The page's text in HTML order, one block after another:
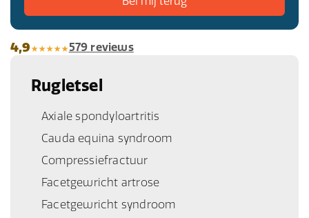
4,9 579 reviews
Rugletsel
Axiale spondyloartritis
Cauda equina syndroom
Compressiefractuur
Facetgewricht artrose
Facetgewricht syndroom